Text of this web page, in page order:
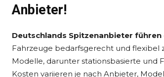
Anbieter!
Deutschlands Spitzenanbieter
Fahrzeuge bedarfsgerecht und flexibel
Modelle, darunter stationsbasierte und
Kosten variieren je nach Anbieter,